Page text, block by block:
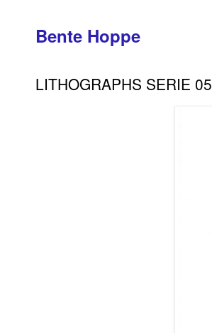
Bente Hoppe
LITHOGRAPHS SERIE 05